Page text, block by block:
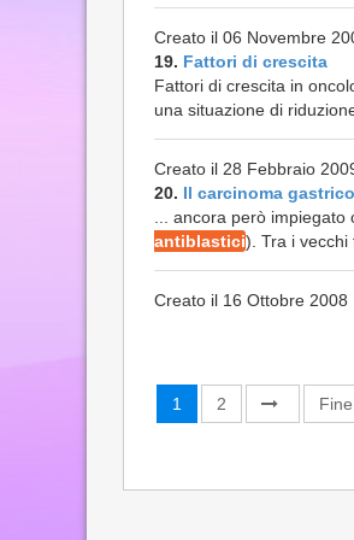
Creato il 06 Novembre
19. Fattori di crescita
Fattori di crescita in
una situazione di
Creato il 28 Febbraio
20. Il carcinoma gastrico
... ancora però
antiblastici). Tra i vecchi
Creato il 16 Ottobre 2008
1 2 Fine